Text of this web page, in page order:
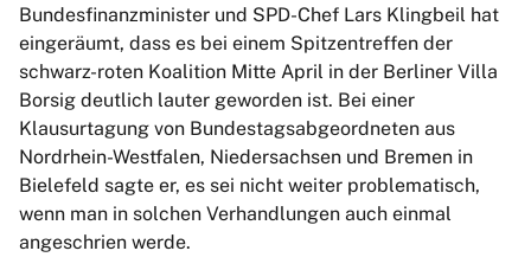
Bundesfinanzminister und SPD-Chef Lars Klingbeil hat
eingeräumt, dass es bei einem Spitzentreffen der
schwarz-roten Koalition Mitte April in der Berliner Villa
Borsig deutlich lauter geworden ist. Bei einer
Klausurtagung von Bundestagsabgeordneten aus
Nordrhein-Westfalen, Niedersachsen und Bremen in
Bielefeld sagte er, es sei nicht weiter problematisch,
wenn man in solchen Verhandlungen auch einmal
angeschrien werde.